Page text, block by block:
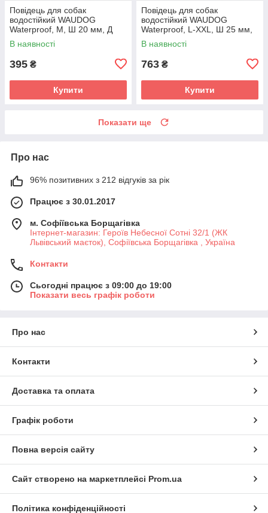
Повідець для собак
водостійкий WAUDOG
Waterproof, M, Ш 20 мм, Д
122 см салатовий
В наявності
395 ₴
Купити
Повідець для собак
водостійкий WAUDOG
Waterproof, L-XXL, Ш 25 мм,
Д 305 см рожевий
В наявності
763 ₴
Купити
Показати ще
Про нас
96% позитивних з 212 відгуків за рік
Працює з 30.01.2017
м. Софіївська Борщагівка
Інтернет-магазин: Героїв Небесної Сотні 32/1 (ЖК
Львівський маєток), Софіївська Борщагівка , Україна
Контакти
Сьогодні працює з 09:00 до 19:00
Показати весь графік роботи
Про нас
Контакти
Доставка та оплата
Графік роботи
Повна версія сайту
Сайт створено на маркетплейсі Prom.ua
Політика конфіденційності